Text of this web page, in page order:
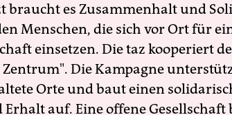
braucht es Zusammenhalt und
Menschen, die sich vor Ort für
einsetzen. Die taz kooperiert
Die Kampagne
Orte und baut einen
Erhalt auf. Eine offene